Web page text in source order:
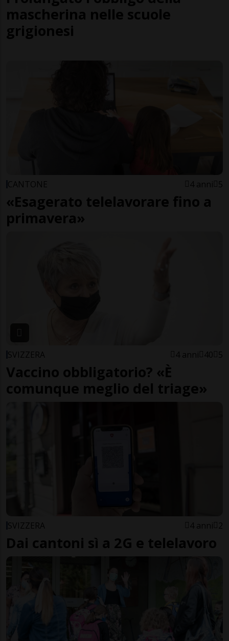
mascherina nelle scuole
grigionesi
CANTONE 4 anni 5
«Esagerato telelavorare fino a
primavera»
SVIZZERA 4 anni 40 5
Vaccino obbligatorio? «È
comunque meglio del triage»
SVIZZERA 4 anni 2
Dai cantoni sì a 2G e telelavoro